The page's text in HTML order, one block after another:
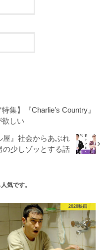
集】『Charlie’s Country』
欲しい
屋』社会からあぶれ
の少しゾッとする話
気です。
2020映画